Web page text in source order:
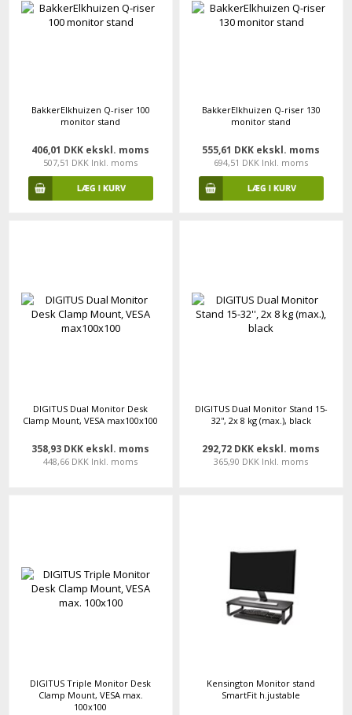
BakkerElkhuizen Q-riser 100
monitor stand
406,01 DKK ekskl. moms
507,51 DKK Inkl. moms
BakkerElkhuizen Q-riser 130
monitor stand
555,61 DKK ekskl. moms
694,51 DKK Inkl. moms
DIGITUS Dual Monitor Desk
Clamp Mount, VESA max100x100
358,93 DKK ekskl. moms
448,66 DKK Inkl. moms
DIGITUS Dual Monitor Stand 15-
32'', 2x 8 kg (max.), black
292,72 DKK ekskl. moms
365,90 DKK Inkl. moms
DIGITUS Triple Monitor Desk
Clamp Mount, VESA max.
100x100
Kensington Monitor stand
SmartFit h.justable